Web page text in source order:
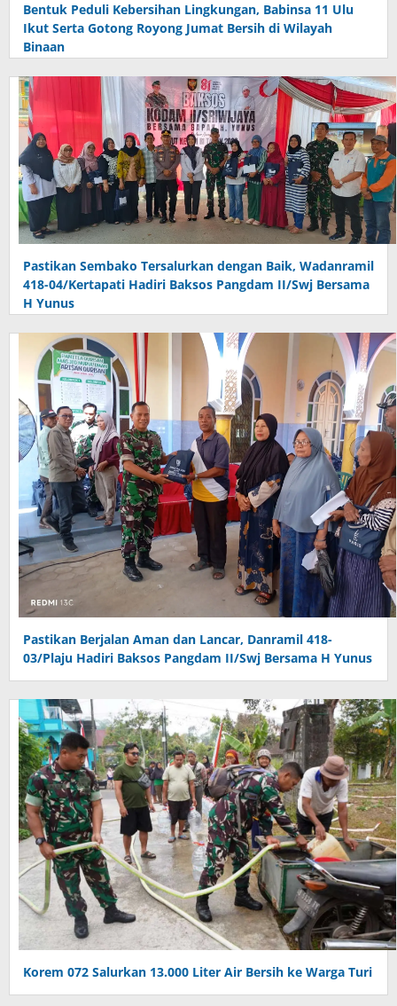
Bentuk Peduli Kebersihan Lingkungan, Babinsa 11 Ulu
Ikut Serta Gotong Royong Jumat Bersih di Wilayah
Binaan
Pastikan Sembako Tersalurkan dengan Baik, Wadanramil
418-04/Kertapati Hadiri Baksos Pangdam II/Swj Bersama
H Yunus
Pastikan Berjalan Aman dan Lancar, Danramil 418-
03/Plaju Hadiri Baksos Pangdam II/Swj Bersama H Yunus
Korem 072 Salurkan 13.000 Liter Air Bersih ke Warga Turi